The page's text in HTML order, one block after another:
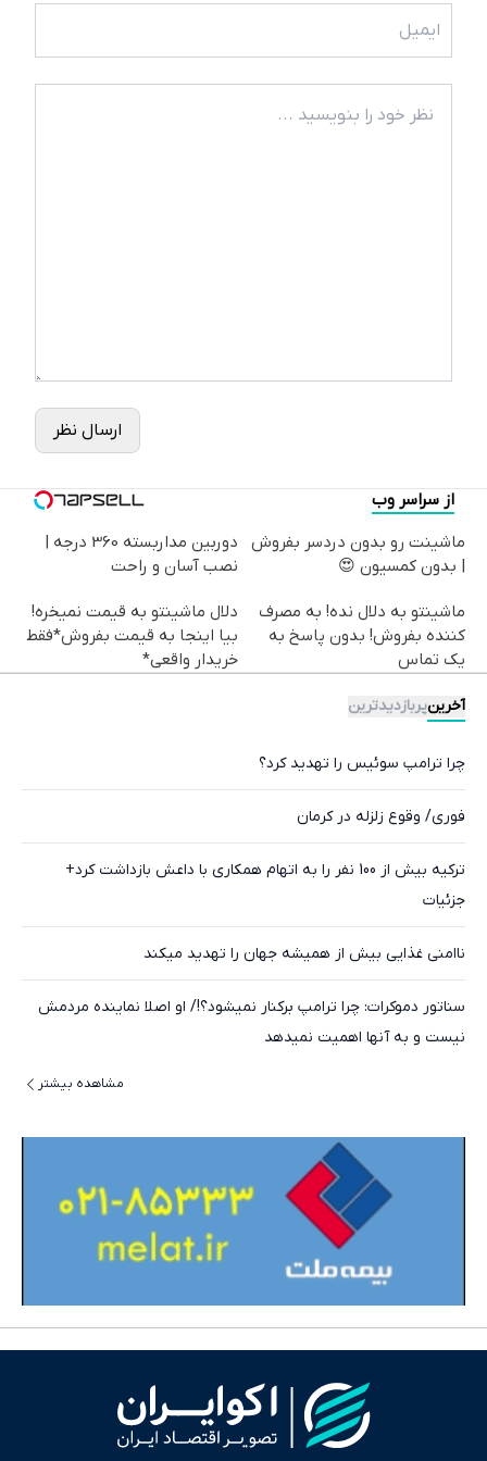
ارسال نظر
از سراسر وب
ماشینت رو بدون دردسر بفروش
| بدون کمسیون 😍
دوربین مداربسته 360 درجه |
نصب آسان و راحت
ماشینتو به دلال نده! به مصرف
کننده بفروش! بدون پاسخ به
یک تماس
دلال ماشینتو به قیمت نمیخره!
بیا اینجا به قیمت بفروش*فقط
خریدار واقعی*
آخرینپربازدیدترین
چرا ترامپ سوئیس را تهدید کرد؟
فوری/ وقوع زلزله در کرمان
ترکیه بیش از 100 نفر را به اتهام همکاری با داعش بازداشت کرد+
جزئیات
ناامنی غذایی بیش از همیشه جهان را تهدید میکند
سناتور دموکرات: چرا ترامپ برکنار نمیشود؟!/ او اصلا نماینده مردمش
نیست و به آنها اهمیت نمیدهد
مشاهده بیشتر